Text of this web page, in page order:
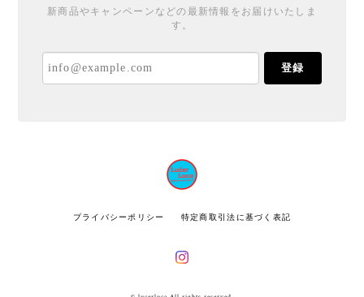
新商品やキャンペーンなどの最新情報をお届けいたしま
す。
登録
プライバシーポリシー 特定商取引法に基づく表記